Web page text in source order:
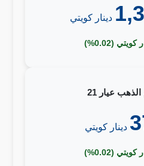
دينار كويتي
عيار 21
دينار كويتي